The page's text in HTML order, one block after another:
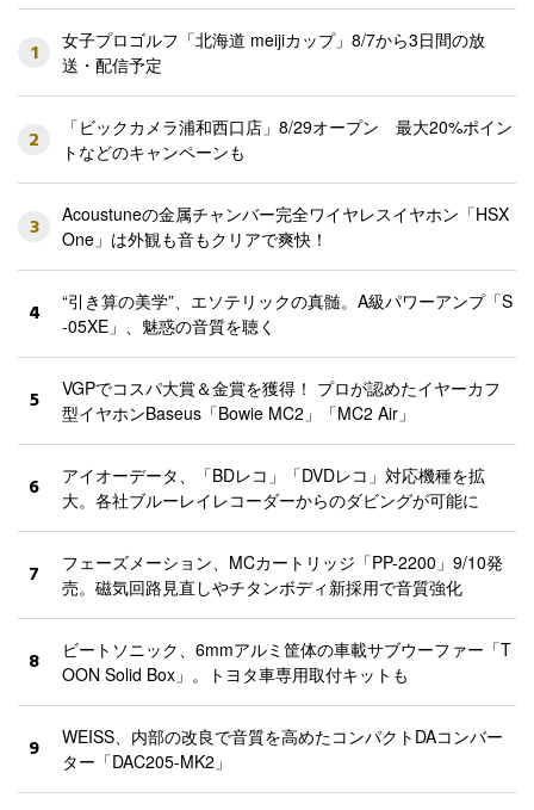
1
女子プロゴルフ「北海道 meijiカップ」8/7から3日間の放
送・配信予定
2
「ビックカメラ浦和西口店」8/29オープン 最大20%ポイン
トなどのキャンペーンも
3
Acoustuneの金属チャンバー完全ワイヤレスイヤホン「HSX
One」は外観も音もクリアで爽快！
4
“引き算の美学”、エソテリックの真髄。A級パワーアンプ「S
-05XE」、魅惑の音質を聴く
5
VGPでコスパ大賞＆金賞を獲得！ プロが認めたイヤーカフ
型イヤホンBaseus「Bowie MC2」「MC2 Air」
6
アイオーデータ、「BDレコ」「DVDレコ」対応機種を拡
大。各社ブルーレイレコーダーからのダビングが可能に
7
フェーズメーション、MCカートリッジ「PP-2200」9/10発
売。磁気回路見直しやチタンボディ新採用で音質強化
8
ビートソニック、6mmアルミ筐体の車載サブウーファー「T
OON Solid Box」。トヨタ車専用取付キットも
9
WEISS、内部の改良で音質を高めたコンパクトDAコンバー
ター「DAC205-MK2」